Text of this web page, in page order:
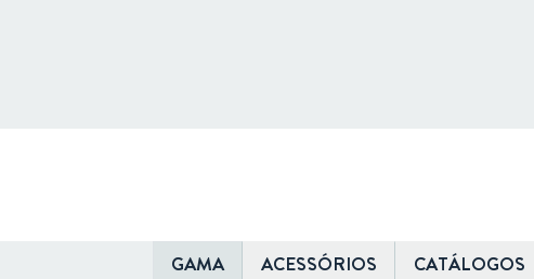
GAMA ACESSÓRIOS CATÁLOGOS